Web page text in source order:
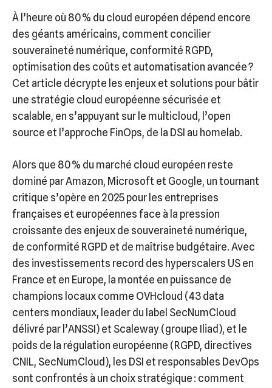
À l’heure où 80 % du cloud européen dépend encore
des géants américains, comment concilier
souveraineté numérique, conformité RGPD,
optimisation des coûts et automatisation avancée ?
Cet article décrypte les enjeux et solutions pour bâtir
une stratégie cloud européenne sécurisée et
scalable, en s’appuyant sur le multicloud, l’open
source et l’approche FinOps, de la DSI au homelab.
Alors que 80 % du marché cloud européen reste
dominé par Amazon, Microsoft et Google, un tournant
critique s’opère en 2025 pour les entreprises
françaises et européennes face à la pression
croissante des enjeux de souveraineté numérique,
de conformité RGPD et de maîtrise budgétaire. Avec
des investissements record des hyperscalers US en
France et en Europe, la montée en puissance de
champions locaux comme OVHcloud (43 data
centers mondiaux, leader du label SecNumCloud
délivré par l’ANSSI) et Scaleway (groupe Iliad), et le
poids de la régulation européenne (RGPD, directives
CNIL, SecNumCloud), les DSI et responsables DevOps
sont confrontés à un choix stratégique : comment